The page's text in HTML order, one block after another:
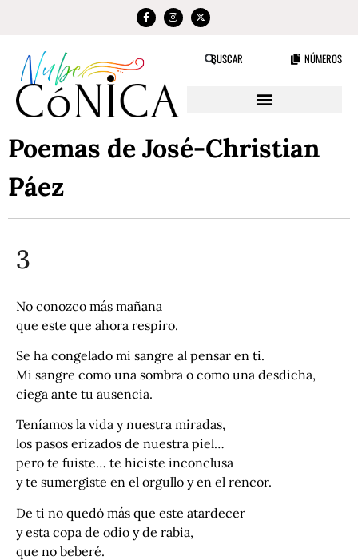
BUSCAR NÚMEROS
Poemas de José-Christian
Páez
3
No conozco más mañana
que este que ahora respiro.
Se ha congelado mi sangre al pensar en ti.
Mi sangre como una sombra o como una desdicha,
ciega ante tu ausencia.
Teníamos la vida y nuestra miradas,
los pasos erizados de nuestra piel…
pero te fuiste… te hiciste inconclusa
y te sumergiste en el orgullo y en el rencor.
De ti no quedó más que este atardecer
y esta copa de odio y de rabia,
que no beberé.